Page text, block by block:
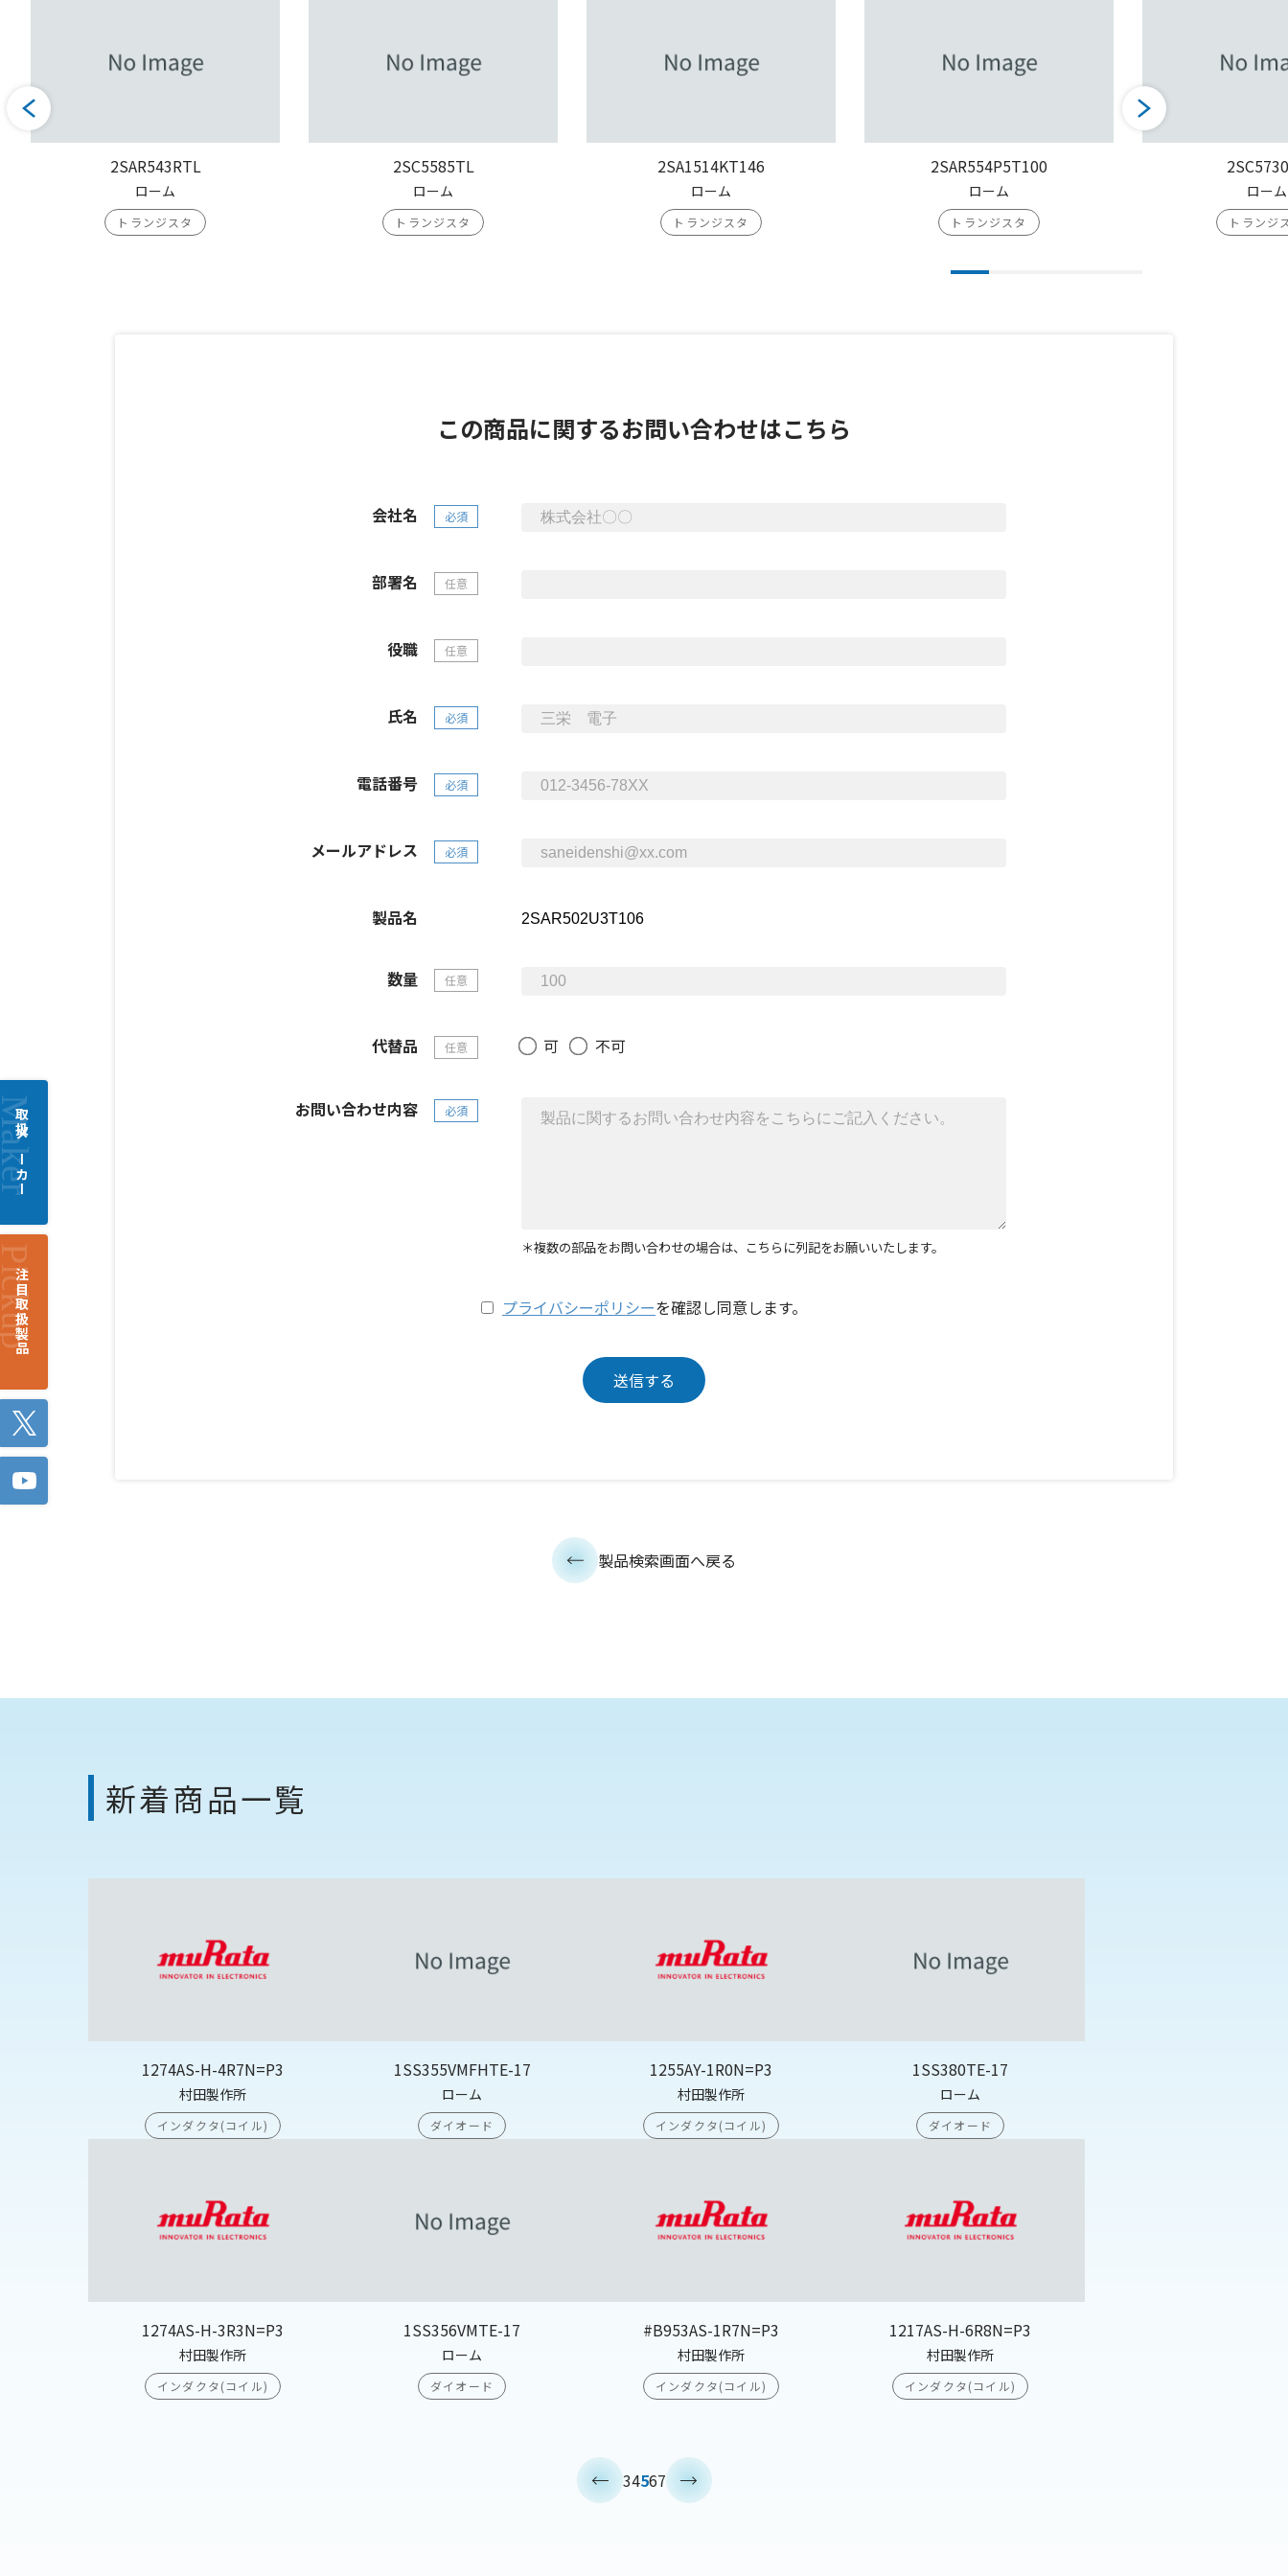
2SAR543RTL
ローム
トランジスタ
2SC5585TL
ローム
トランジスタ
2SA1514KT146
ローム
トランジスタ
2SAR554P5T100
ローム
トランジスタ
ローム
トランジ
この商品に関するお問い合わせはこちら
会社名 必須
部署名 任意
役職 任意
氏名 必須
電話番号 必須
メールアドレス 必須
製品名
数量 任意
代替品 任意 可 不可
お問い合わせ内容 必須
＊複数の部品をお問い合わせの場合は、こちらに列記をお願いいたします。
プライバシーポリシーを確認し同意します。
製品検索画面へ戻る
新着商品一覧
1274AS-H-4R7N=P3
村田製作所
インダクタ(コイル)
1SS355VMFHTE-17
ローム
ダイオード
1255AY-1R0N=P3
村田製作所
インダクタ(コイル)
1SS380TE-17
ローム
ダイオード
1274AS-H-3R3N=P3
村田製作所
インダクタ(コイル)
1SS356VMTE-17
ローム
ダイオード
#B953AS-1R7N=P3
村田製作所
インダクタ(コイル)
1217AS-H-6R8N=P3
村田製作所
インダクタ(コイル)
34567
取扱メーカー
注目取扱製品